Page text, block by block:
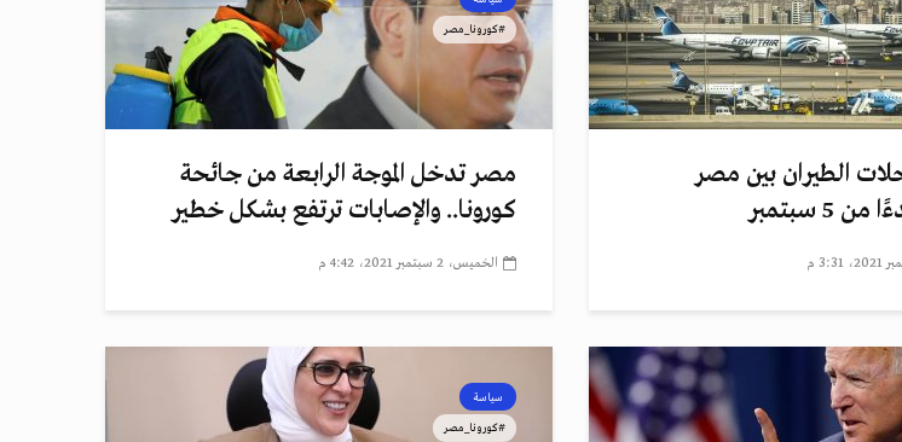
الطيران بين مصر
سبتمبر
#كورونا_مصر
مصر تدخل الموجة الرابعة من جائحة
كورونا.. والإصابات ترتفع بشكل خطير
الخميس، 2 سبتمبر 2021، 4:42 م
سياسة
#كورونا_مصر